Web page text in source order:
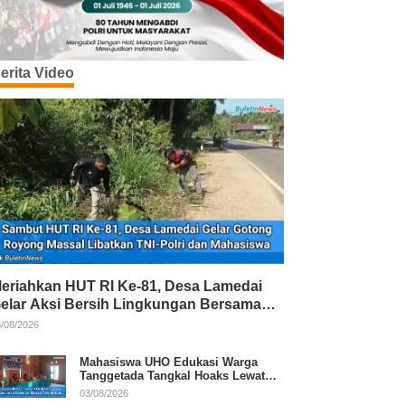
Video
HUT RI Ke-81, Desa Lamedai
Aksi Bersih Lingkungan Bersama
Polri
08/2026
Mahasiswa UHO Edukasi Warga
Tanggetada Tangkal Hoaks Lewat
Program Literasi
03/08/2026